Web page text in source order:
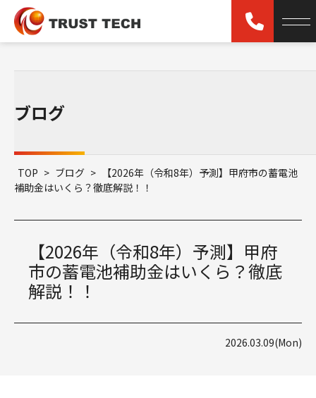
ブログ
TOP > ブログ >
【2026年（令和8年）予測】甲府市の蓄電池
補助金はいくら？徹底解説！！
【2026年（令和8年）予測】甲府
市の蓄電池補助金はいくら？徹底
解説！！
2026.03.09(Mon)